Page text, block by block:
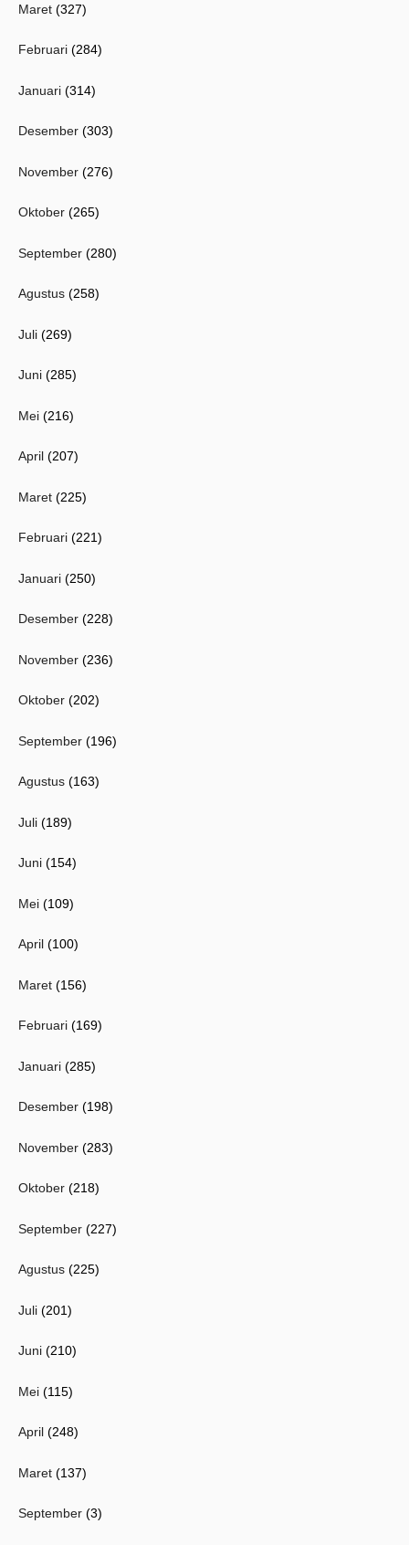
Maret (327)
Februari (284)
Januari (314)
Desember (303)
November (276)
Oktober (265)
September (280)
Agustus (258)
Juli (269)
Juni (285)
Mei (216)
April (207)
Maret (225)
Februari (221)
Januari (250)
Desember (228)
November (236)
Oktober (202)
September (196)
Agustus (163)
Juli (189)
Juni (154)
Mei (109)
April (100)
Maret (156)
Februari (169)
Januari (285)
Desember (198)
November (283)
Oktober (218)
September (227)
Agustus (225)
Juli (201)
Juni (210)
Mei (115)
April (248)
Maret (137)
September (3)